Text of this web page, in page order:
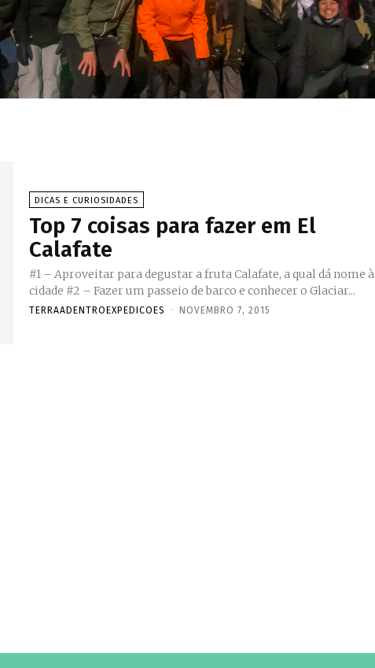
DICAS E CURIOSIDADES
Top 7 coisas para fazer em El
Calafate
#1 – Aproveitar para degustar a fruta Calafate, a qual dá nome à
cidade #2 – Fazer um passeio de barco e conhecer o Glaciar...
TERRAADENTROEXPEDICOES - NOVEMBRO 7, 2015